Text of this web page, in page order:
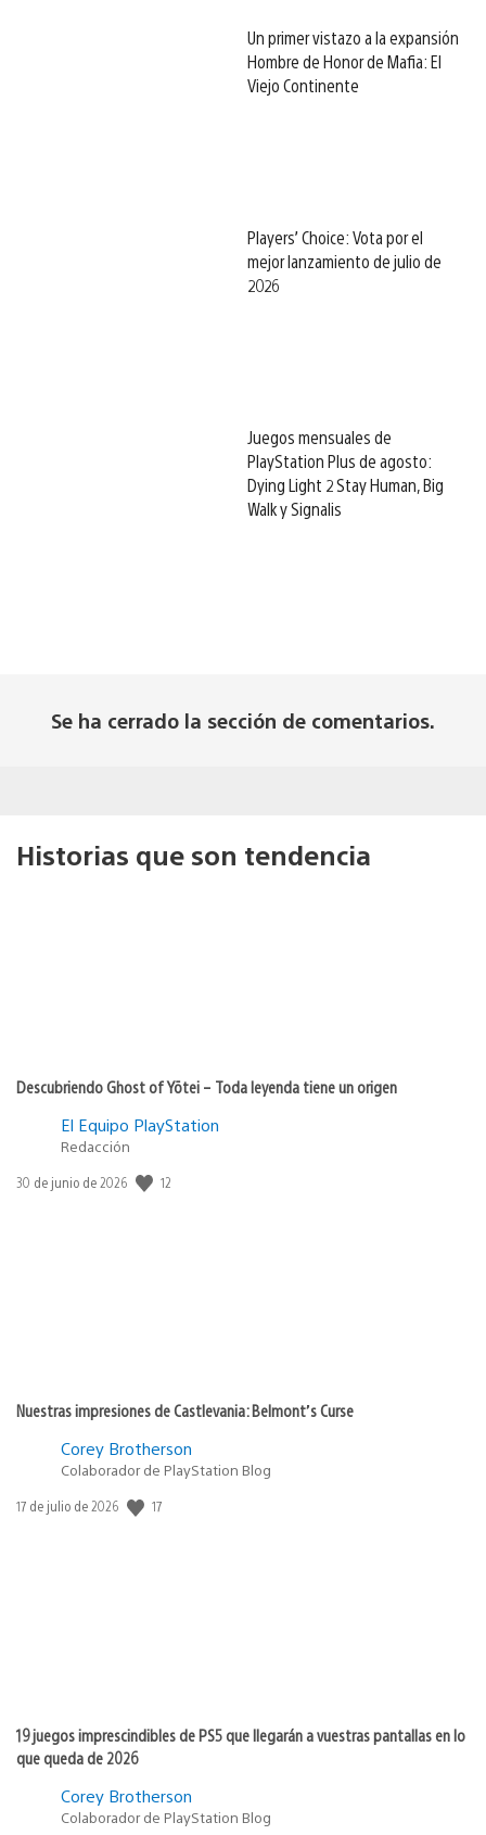
Un primer vistazo a la expansión
Hombre de Honor de Mafia: El
Viejo Continente
Players’ Choice: Vota por el
mejor lanzamiento de julio de
2026
Juegos mensuales de
PlayStation Plus de agosto:
Dying Light 2 Stay Human, Big
Walk y Signalis
Se ha cerrado la sección de comentarios.
Historias que son tendencia
Descubriendo Ghost of Yōtei – Toda leyenda tiene un origen
El Equipo PlayStation
Redacción
Fecha
30 de junio de 2026 12
Nuestras impresiones de Castlevania: Belmont’s Curse
Corey Brotherson
Colaborador de PlayStation Blog
Fecha
17 de julio de 2026 17
19 juegos imprescindibles de PS5 que llegarán a vuestras pantallas en lo
que queda de 2026
Corey Brotherson
Colaborador de PlayStation Blog